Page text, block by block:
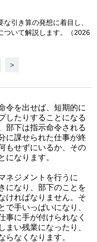
引き算の発想に着目し、
ついて解説します。（2026
>
令を出せば、短期的に
したりすることになる
部下は指示命令される
に課せられた仕事が終
もせずにいるか、その
になります。
ネジメントを行うに
になり、部下のことを
ければなりません。そ
で手いっぱいになり、
事に手が付けられなく
まい残業になったり、
らなくなります。